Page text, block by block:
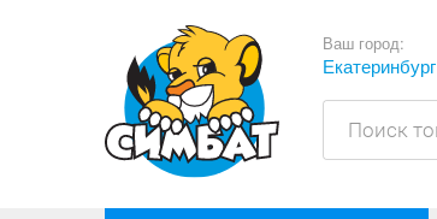
Ваш город:
Екатеринбург